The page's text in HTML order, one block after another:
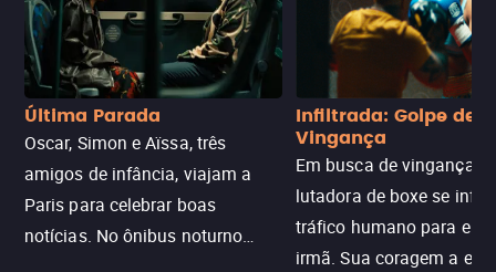
Última Parada
Oscar, Simon e Aïssa, três
amigos de infância, viajam a
Paris para celebrar boas
notícias. No ônibus noturno
Infiltrada: Golpe de
Vingança
Em busca de vingança,
lutadora de boxe se
tráfico humano para
irmã. Sua coragem a